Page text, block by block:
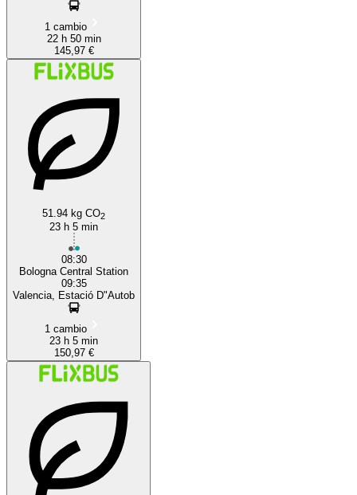
1 cambio
22 h 50 min
145,97 €
51.94 kg CO2
23 h 5 min
08:30
Bologna Central Station
09:35
Valencia, Estació D"Autob
1 cambio
23 h 5 min
150,97 €